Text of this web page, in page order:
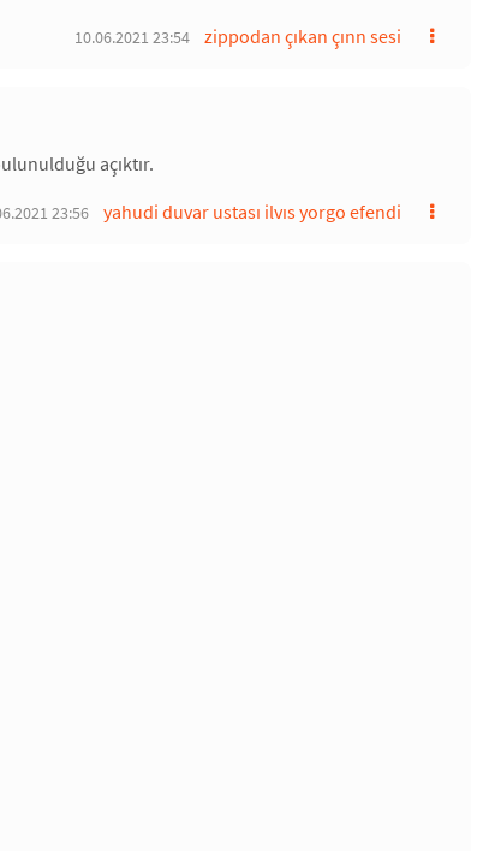
zippodan çıkan çınn sesi
10.06.2021 23:54
açıktır.
yahudi duvar ustası ilvıs yorgo efendi
23:56